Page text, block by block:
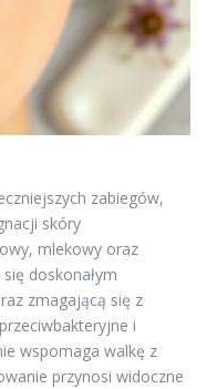
zabiegów,
skóry
mlekowy oraz
doskonałym
zmagającą się z
i
wspomaga walkę z
przynosi widoczne